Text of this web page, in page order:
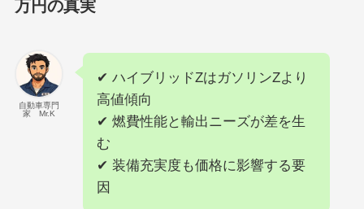
万円の真実
自動車専門
家 Mr.K
✔ ハイブリッドZはガソリンZより
高値傾向
✔ 燃費性能と輸出ニーズが差を生
む
✔ 装備充実度も価格に影響する要
因